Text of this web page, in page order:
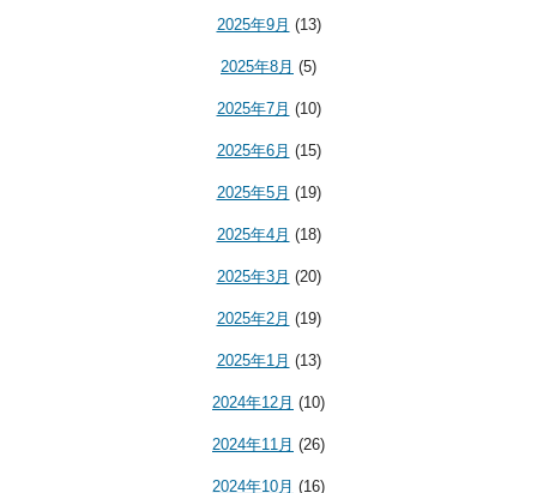
2025年9月 (13)
2025年8月 (5)
2025年7月 (10)
2025年6月 (15)
2025年5月 (19)
2025年4月 (18)
2025年3月 (20)
2025年2月 (19)
2025年1月 (13)
2024年12月 (10)
2024年11月 (26)
2024年10月 (16)